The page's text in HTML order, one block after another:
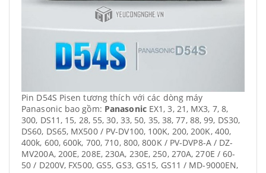
Pin D54S Pisen tương thích với các dòng máy
Panasonic bao gồm: PanasonicEX1, 3, 21, MX3, 7, 8,
300, DS11, 15, 28, 55, 30, 33, 50, 35, 38, 77, 88, 99, DS30,
DS60, DS65, MX500 / PV-DV100, 100K, 200, 200K, 400,
400k, 600, 600k, 700, 710, 800, 800K / PV-DVP8-A / DZ-
MV200A, 200E, 208E, 230A, 230E, 250, 270A, 270E / 60-
50 / D200V, FX500, GS5, GS3, GS15, GS11 / MD-9000EN,